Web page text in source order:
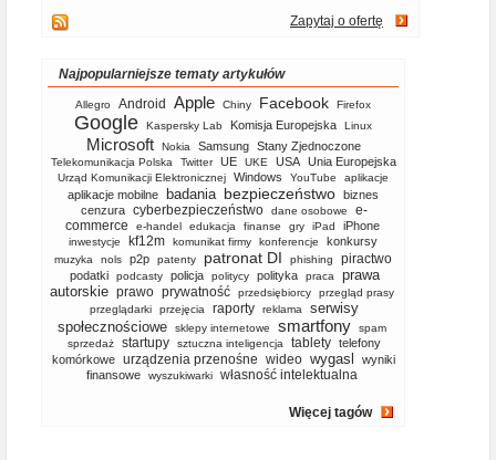
Zapytaj o ofertę
Najpopularniejsze tematy artykułów
Allegro Android Apple Chiny Facebook Firefox
Google Kaspersky Lab Komisja Europejska Linux
Microsoft Nokia Samsung Stany Zjednoczone
Telekomunikacja Polska Twitter UE UKE USA Unia Europejska
Urząd Komunikacji Elektronicznej Windows YouTube aplikacje
aplikacje mobilne badania bezpieczeństwo biznes
cenzura cyberbezpieczeństwo dane osobowe
e-
commerce
e-handel edukacja finanse gry iPad iPhone
inwestycje kf12m komunikat firmy konferencje konkursy
muzyka nols p2p patenty patronat DI phishing piractwo
podatki podcasty policja politycy polityka praca
prawa
autorskie prawo prywatność przedsiębiorcy
przegląd prasy
przeglądarki
przejęcia raporty reklama
serwisy
społecznościowe
sklepy internetowe smartfony
spam
sprzedaż
startupy sztuczna inteligencja tablety telefony
komórkowe
urządzenia przenośne wideo wygasl
wyniki
finansowe
wyszukiwarki własność intelektualna
Więcej tagów